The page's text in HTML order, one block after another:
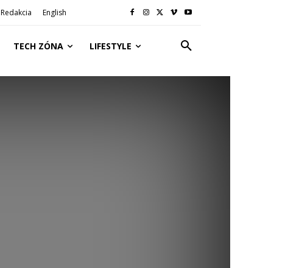
Redakcia English
TECH ZÓNA LIFESTYLE